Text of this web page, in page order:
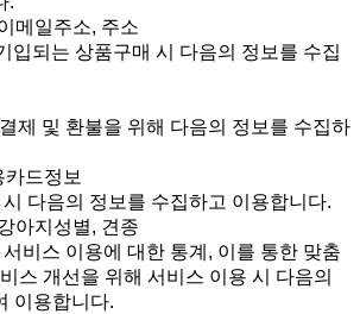
메일주소,주소
입되는상품구매시다음의정보를수집
제및환불을위해다음의정보를수집하
드정보
다음의정보를수집하고이용합니다.
아지성별,견종
비스이용에대한통계,이를통한맞춤
스개선을위해서비스이용시다음의
이용합니다.